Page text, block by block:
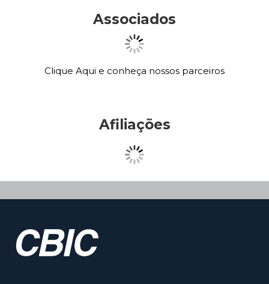
Associados
Clique Aqui e conheça nossos parceiros
Afiliações